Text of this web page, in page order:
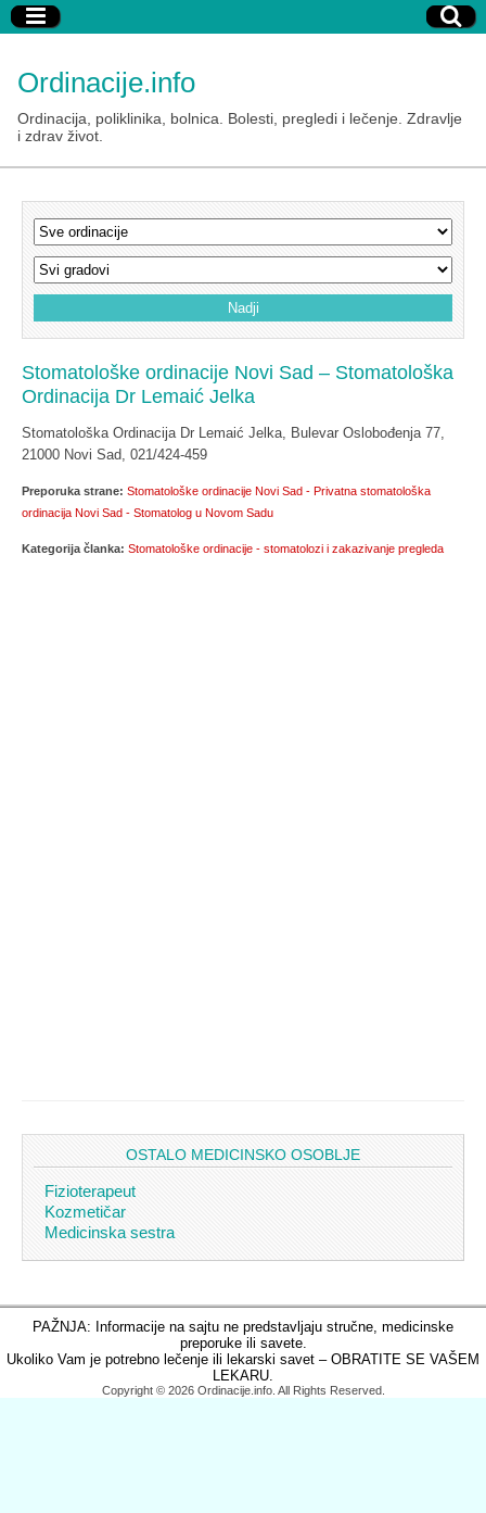
Ordinacije.info
Ordinacija, poliklinika, bolnica. Bolesti, pregledi i lečenje. Zdravlje
i zdrav život.
Stomatološke ordinacije Novi Sad – Stomatološka
Ordinacija Dr Lemaić Jelka
Stomatološka Ordinacija Dr Lemaić Jelka, Bulevar Oslobođenja 77,
21000 Novi Sad, 021/424-459
Preporuka strane: Stomatološke ordinacije Novi Sad - Privatna stomatološka
ordinacija Novi Sad - Stomatolog u Novom Sadu
Kategorija članka: Stomatološke ordinacije - stomatolozi i zakazivanje pregleda
OSTALO MEDICINSKO OSOBLJE
Fizioterapeut
Kozmetičar
Medicinska sestra
PAŽNJA: Informacije na sajtu ne predstavljaju stručne, medicinske
preporuke ili savete.
Ukoliko Vam je potrebno lečenje ili lekarski savet – OBRATITE SE VAŠEM
LEKARU.
Copyright © 2026 Ordinacije.info. All Rights Reserved.